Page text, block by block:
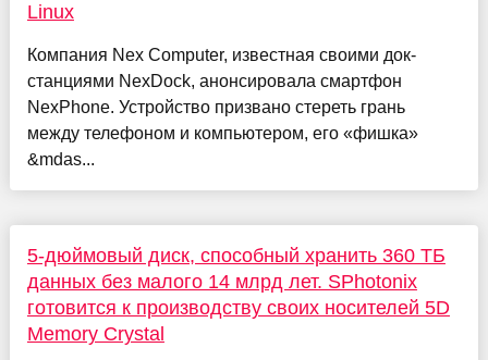
Linux
Компания Nex Computer, известная своими док-
станциями NexDock, анонсировала смартфон
NexPhone. Устройство призвано стереть грань
между телефоном и компьютером, его «фишка»
&mdas...
5-дюймовый диск, способный хранить 360 ТБ
данных без малого 14 млрд лет. SPhotonix
готовится к производству своих носителей 5D
Memory Crystal